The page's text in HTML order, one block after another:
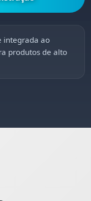
integrada ao
produtos de alto